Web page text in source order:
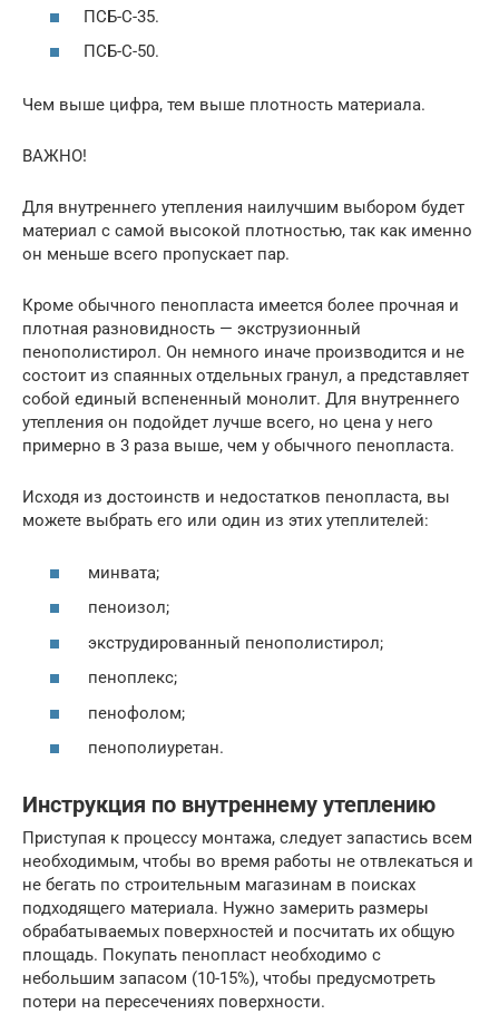
ПСБ-С-35.
ПСБ-С-50.
Чем выше цифра, тем выше плотность материала.
ВАЖНО!
Для внутреннего утепления наилучшим выбором будет
материал с самой высокой плотностью, так как именно
он меньше всего пропускает пар.
Кроме обычного пенопласта имеется более прочная и
плотная разновидность — экструзионный
пенополистирол. Он немного иначе производится и не
состоит из спаянных отдельных гранул, а представляет
собой единый вспененный монолит. Для внутреннего
утепления он подойдет лучше всего, но цена у него
примерно в 3 раза выше, чем у обычного пенопласта.
Исходя из достоинств и недостатков пенопласта, вы
можете выбрать его или один из этих утеплителей:
минвата;
пеноизол;
экструдированный пенополистирол;
пеноплекс;
пенофолом;
пенополиуретан.
Инструкция по внутреннему утеплению
Приступая к процессу монтажа, следует запастись всем
необходимым, чтобы во время работы не отвлекаться и
не бегать по строительным магазинам в поисках
подходящего материала. Нужно замерить размеры
обрабатываемых поверхностей и посчитать их общую
площадь. Покупать пенопласт необходимо с
небольшим запасом (10-15%), чтобы предусмотреть
потери на пересечениях поверхности.